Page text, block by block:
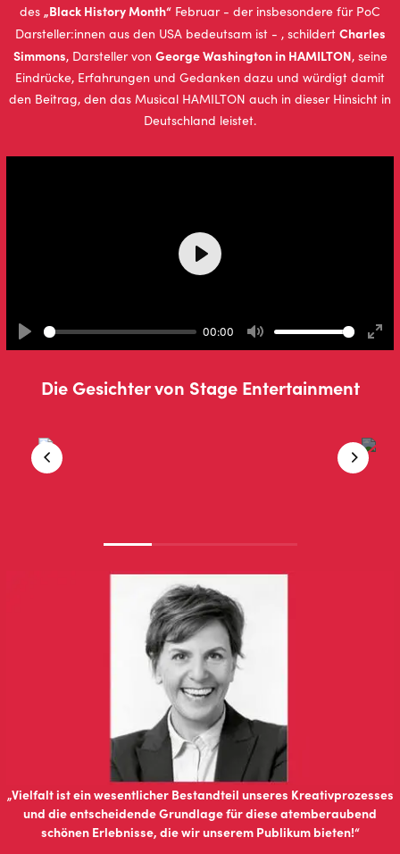
des „Black History Month“ Februar - der insbesondere für PoC
Darsteller:innen aus den USA bedeutsam ist - , schildert Charles
Simmons, Darsteller von George Washington in HAMILTON, seine
Eindrücke, Erfahrungen und Gedanken dazu und würdigt damit
den Beitrag, den das Musical HAMILTON auch in dieser Hinsicht in
Deutschland leistet.
Play
00:00
Mute
Play
Die Gesichter von Stage Entertainment
„Vielfalt ist ein wesentlicher Bestandteil unseres Kreativprozesses
und die entscheidende Grundlage für diese atemberaubend
schönen Erlebnisse, die wir unserem Publikum bieten!“